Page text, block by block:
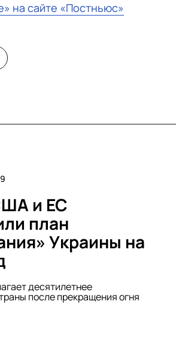
на сайте «Постньюс»
и ЕС
план
Украины на
десятилетнее
после прекращения огня